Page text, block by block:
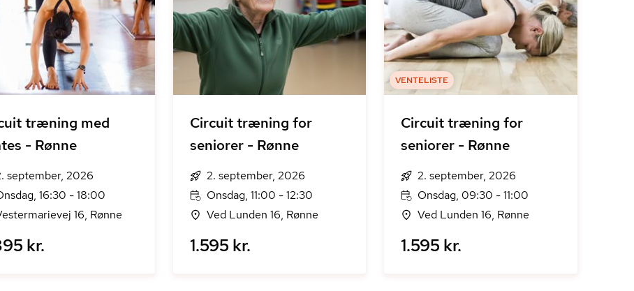
træning med
- Rønne
september, 2026
16:30 - 18:00
16, Rønne
kr.
Circuit træning for
seniorer - Rønne
2. september, 2026
Onsdag, 11:00 - 12:30
Ved Lunden 16, Rønne
1.595 kr.
VENTELISTE
Circuit træning for
seniorer - Rønne
2. september, 2026
Onsdag, 09:30 - 11:00
Ved Lunden 16, Rønne
1.595 kr.